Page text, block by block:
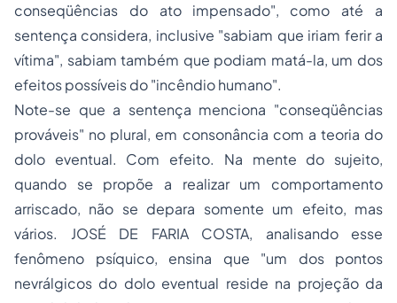
conseqüências do ato impensado", como até a
sentença considera, inclusive "sabiam que iriam ferir a
vítima", sabiam também que podiam matá-la, um dos
efeitos possíveis do "incêndio humano".
Note-se que a sentença menciona "conseqüências
prováveis" no plural, em consonância com a teoria do
dolo eventual. Com efeito. Na mente do sujeito,
quando se propõe a realizar um comportamento
arriscado, não se depara somente um efeito, mas
vários. JOSÉ DE FARIA COSTA, analisando esse
fenômeno psíquico, ensina que "um dos pontos
nevrálgicos do dolo eventual reside na projeção da